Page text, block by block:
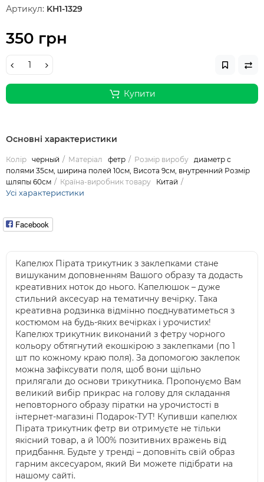
Артикул: KH1-1329
350 грн
Купити
Основні характеристики
Колір черный Матеріал фетр Розмір виробу диаметр с
полями 35см, ширина полей 10см, Висота 9см, внутренний Розмір
шляпы 60см
Країна-виробник товару Китай
Усі характеристики
Facebook
Капелюх Пірата трикутник з заклепками стане
вишуканим доповненням Вашого образу та додасть
креативних ноток до нього. Капелюшок – дуже
стильний аксесуар на тематичну вечірку. Така
креативна родзинка відмінно поєднуватиметься з
костюмом на будь-яких вечірках і урочистих!
Капелюх трикутник виконаний з фетру чорного
кольору обтягнутий екошкірою з заклепками (по 1
шт по кожному краю поля). За допомогою заклепок
можна зафіксувати поля, щоб вони щільно
прилягали до основи трикутника. Пропонуємо Вам
великий вибір прикрас на голову для складання
неповторного образу піратки на урочистості в
інтернет-магазині Подарок-ТУТ! Купивши капелюх
Пірата трикутник фетр ви отримуєте не тільки
якісний товар, а й 100% позитивних вражень від
придбання. Будьте у тренді – доповніть свій образ
гарним аксесуаром, який Ви можете підібрати на
нашому сайті.